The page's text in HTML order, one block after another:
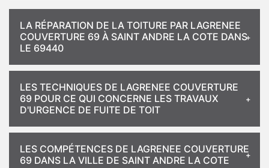
LA RÉPARATION DE LA TOITURE PAR LAGRENEE
COUVERTURE 69 À SAINT ANDRE LA COTE DANS
LE 69440
LES TECHNIQUES DE LAGRENEE COUVERTURE
69 POUR CE QUI CONCERNE LES TRAVAUX
D'URGENCE DE FUITE DE TOIT
LES COMPÉTENCES DE LAGRENEE COUVERTURE
69 DANS LA VILLE DE SAINT ANDRE LA COTE